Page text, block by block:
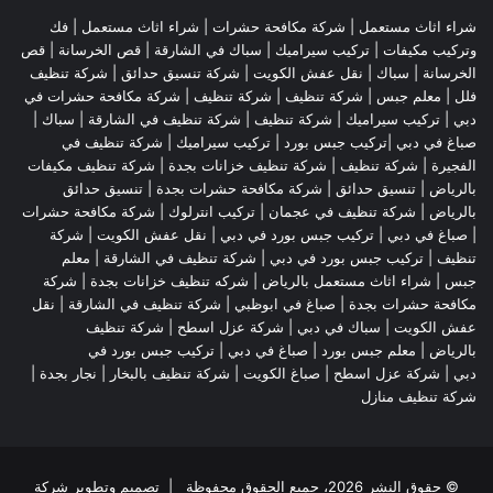
شراء اثاث مستعمل شركة مكافحة حشرات شراء اثاث مستعمل
فك
وتركيب مكيفات | تركيب سيراميك | سباك في الشارقة قص الخرسانة | قص
الخرسانة | سباك نقل عفش الكويت شركة تنسيق حدائق
شركة تنظيف
فلل
معلم جبس شركة تنظيف شركة تنظيف
شركة مكافحة حشرات في
دبي
تركيب سيراميك شركة تنظيف شركة تنظيف في الشارقة | سباك |
صباغ في دبي |تركيب جبس بورد | تركيب سيراميك
شركة تنظيف في
الفجيرة
شركة تنظيف شركة تنظيف خزانات بجدة
شركة تنظيف مكيفات
بالرياض
تنسيق حدائق شركة مكافحة حشرات بجدة
تنسيق حدائق
بالرياض
شركة تنظيف في عجمان | تركيب انترلوك | شركة مكافحة حشرات
صباغ في دبي تركيب جبس بورد في دبي نقل عفش الكويت
شركة
تنظيف
تركيب جبس بورد في دبي شركة تنظيف في الشارقة
معلم
جبس
شراء اثاث مستعمل بالرياض شركه تنظيف خزانات بجدة
شركة
مكافحة حشرات بجدة
صباغ في ابوظبي شركة تنظيف في الشارقة
نقل
عفش الكويت | سباك في دبي | شركة عزل اسطح
شركة تنظيف
بالرياض
معلم جبس بورد صباغ في دبي
تركيب جبس بورد في
دبي
شركة عزل اسطح صباغ الكويت شركة تنظيف بالبخار نجار بجدة
شركة تنظيف منازل
© حقوق النشر 2026، جميع الحقوق محفوظة | تصميم وتطوير شركة